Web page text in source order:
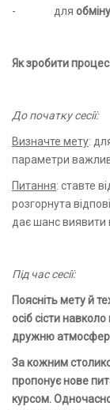
- для
Як зробити
До початку сесії:
Визначте мету:
параметри
Питання: ставте
розгорнута
дає шанс виявити
Під час сесії:
Поясніть мету й
осіб сісти навколо
дружню
За кожним
пропонує нове
курсом.